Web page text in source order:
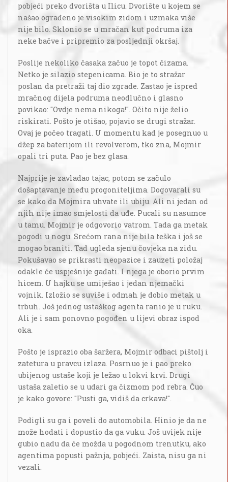
pobjeći preko dvorišta u Ilicu. Dvorište u kojem se
našao ograđeno je visokim zidom i uzmaka više
nije bilo. Sklonio se u mračan kut podruma iza
neke bačve i pripremio za posljednji okršaj.
Poslije nekoliko časaka začuo je topot čizama.
Netko je silazio stepenicama. Bio je to stražar
poslan da pretraži taj dio zgrade. Zastao je ispred
mračnog dijela podruma neodlučno i glasno
povikao: "Ovdje nema nikoga!". Očito nije želio
riskirati. Pošto je otišao, pojavio se drugi stražar.
Ovaj je počeo tragati. U momentu kad je posegnuo u
džep za baterijom ili revolverom, tko zna, Mojmir
opali tri puta. Pao je bez glasa.
Najprije je zavladao tajac, potom se začulo
došaptavanje među progoniteljima. Dogovarali su
se kako da Mojmira uhvate ili ubiju. Ali ni jedan od
njih nije imao smjelosti da uđe. Pucali su nasumce
u tamu. Mojmir je odgovorio vatrom. Tada ga metak
pogodi u nogu. Srećom rana nije bila teška i još se
mogao braniti. Tad ugleda sjenu čovjeka na zidu.
Pokušavao se prikrasti neopazice i zauzeti položaj
odakle će uspješnije gađati. I njega je oborio prvim
hicem. U hajku se umiješao i jedan njemački
vojnik. Izložio se suviše i odmah je dobio metak u
trbuh. Još jednog ustaškog agenta ranio je u ruku.
Ali je i sam ponovno pogođen u lijevi obraz ispod
oka.
Pošto je isprazio oba šaržera, Mojmir odbaci pištolj i
zatetura u pravcu izlaza. Posrnuo je i pao preko
ubijenog ustaše koji je ležao u lokvi krvi. Drugi
ustaša zaletio se u udari ga čizmom pod rebra. Čuo
je kako govore: "Pusti ga, vidiš da crkava!".
Podigli su ga i poveli do automobila. Hinio je da ne
može hodati i dopustio da ga vuku. Još uvijek nije
gubio nadu da će možda u pogodnom trenutku, ako
agentima popusti pažnja, pobjeći. Zaista, nisu ga ni
vezali.